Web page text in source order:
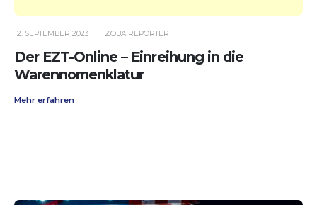
12. SEPTEMBER 2023 ZOBA REPORTER
Der EZT-Online – Einreihung in die
Warennomenklatur
Mehr erfahren